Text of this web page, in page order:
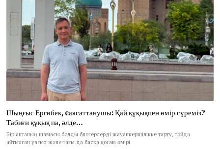
Шыңғыс Ергөбек, cаясаттанушы: Қай құқықпен өмір сүреміз?
Табиғи құқық па, әлде…
Бір аптаның шамасы болды блогерлерді жауапкершілікке тарту, тойда
айтылған уағыз және тағы да басқа қоғам өмірі